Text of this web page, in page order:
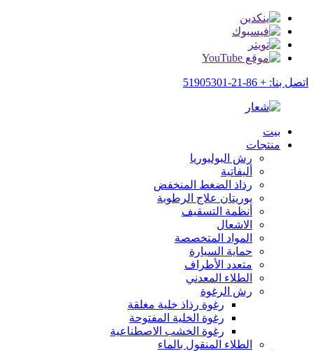
اتصل بنا: + 86-21-51905301
بيت
منتجات
رش البوليوريا
أليفاتية
رذاذ الضغط المنخفض
يوريتان علاج الرطوبة
أنظمة التسقيف
الاشعال
المواد المتخصصة
حماية السيارة
متعدد الأطراف
الطلاء المعدني
رش الرغوة
رغوة رذاذ خلية مغلقة
رغوة الخلية المفتوحة
رغوة الخشب الاصطناعية
الطلاء المنقول بالماء